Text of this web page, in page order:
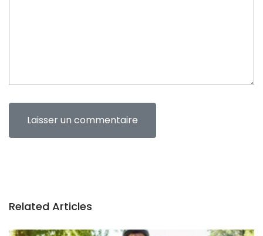
Related Articles